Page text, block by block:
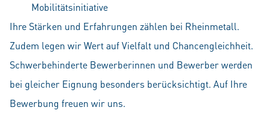
Mobilitätsinitiative
Ihre Stärken und Erfahrungen zählen bei Rheinmetall.
Zudem legen wir Wert auf Vielfalt und Chancengleichheit.
Schwerbehinderte Bewerberinnen und Bewerber werden
bei gleicher Eignung besonders berücksichtigt. Auf Ihre
Bewerbung freuen wir uns.